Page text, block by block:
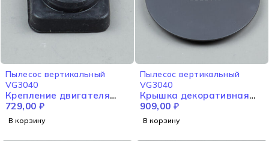
Пылесос вертикальный
VG3040
Крепление двигателя
VG3040
729,00 ₽
В корзину
Пылесос вертикальный
VG3040
Крышка декоративная
VG3040
909,00 ₽
В корзину